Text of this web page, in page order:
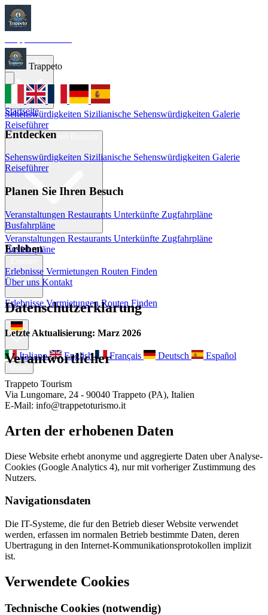
Startseite
Sehenswürdigkeiten Sizilianische Sehenswürdigkeiten Galerie
Reiseführer
Veranstaltungen Restaurants Unterkünfte Zugfahrpläne
Busfahrpläne
Erlebnisse Vermietungen Routen Finden
Über unsKontakt
Italiano English Français Deutsch Español
Trappeto
Startseite
Entdecken
Sehenswürdigkeiten Sizilianische Sehenswürdigkeiten Galerie
Reiseführer
Planen Sie Ihren Besuch
Veranstaltungen Restaurants Unterkünfte Zugfahrpläne
Busfahrpläne
Erleben
Erlebnisse Vermietungen Routen Finden
Über uns Kontakt
Datenschutzerklarung
Letzte Aktualisierung: Marz 2026
Verantwortlicher
Trappeto Tourism
Via Lungomare, 24 - 90040 Trappeto (PA), Italien
E-Mail: info@trappetoturismo.it
Arten der erhobenen Daten
Diese Website erhebt anonyme und aggregierte Daten uber Analyse-
Cookies (Google Analytics 4), nur mit vorheriger Zustimmung des
Nutzers.
Navigationsdaten
Die IT-Systeme, die fur den Betrieb dieser Website verwendet
werden, erfassen im normalen Betrieb bestimmte Daten, deren
Ubertragung in den Internet-Kommunikationsprotokollen implizit
ist.
Verwendete Cookies
Technische Cookies (notwendig)